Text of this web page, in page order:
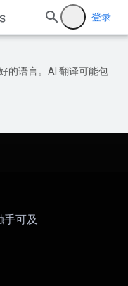
登录
的语言。AI 翻译可能包
手可及